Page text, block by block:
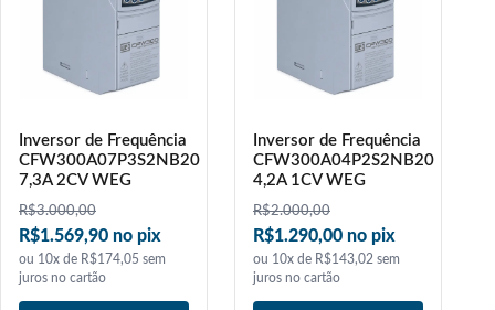
Inversor de Frequência
CFW300A07P3S2NB20
7,3A 2CV WEG
R$3.000,00
R$1.569,90 no pix
ou 10x de R$174,05 sem
juros no cartão
Inversor de Frequência
CFW300A04P2S2NB20
4,2A 1CV WEG
R$2.000,00
R$1.290,00 no pix
ou 10x de R$143,02 sem
juros no cartão